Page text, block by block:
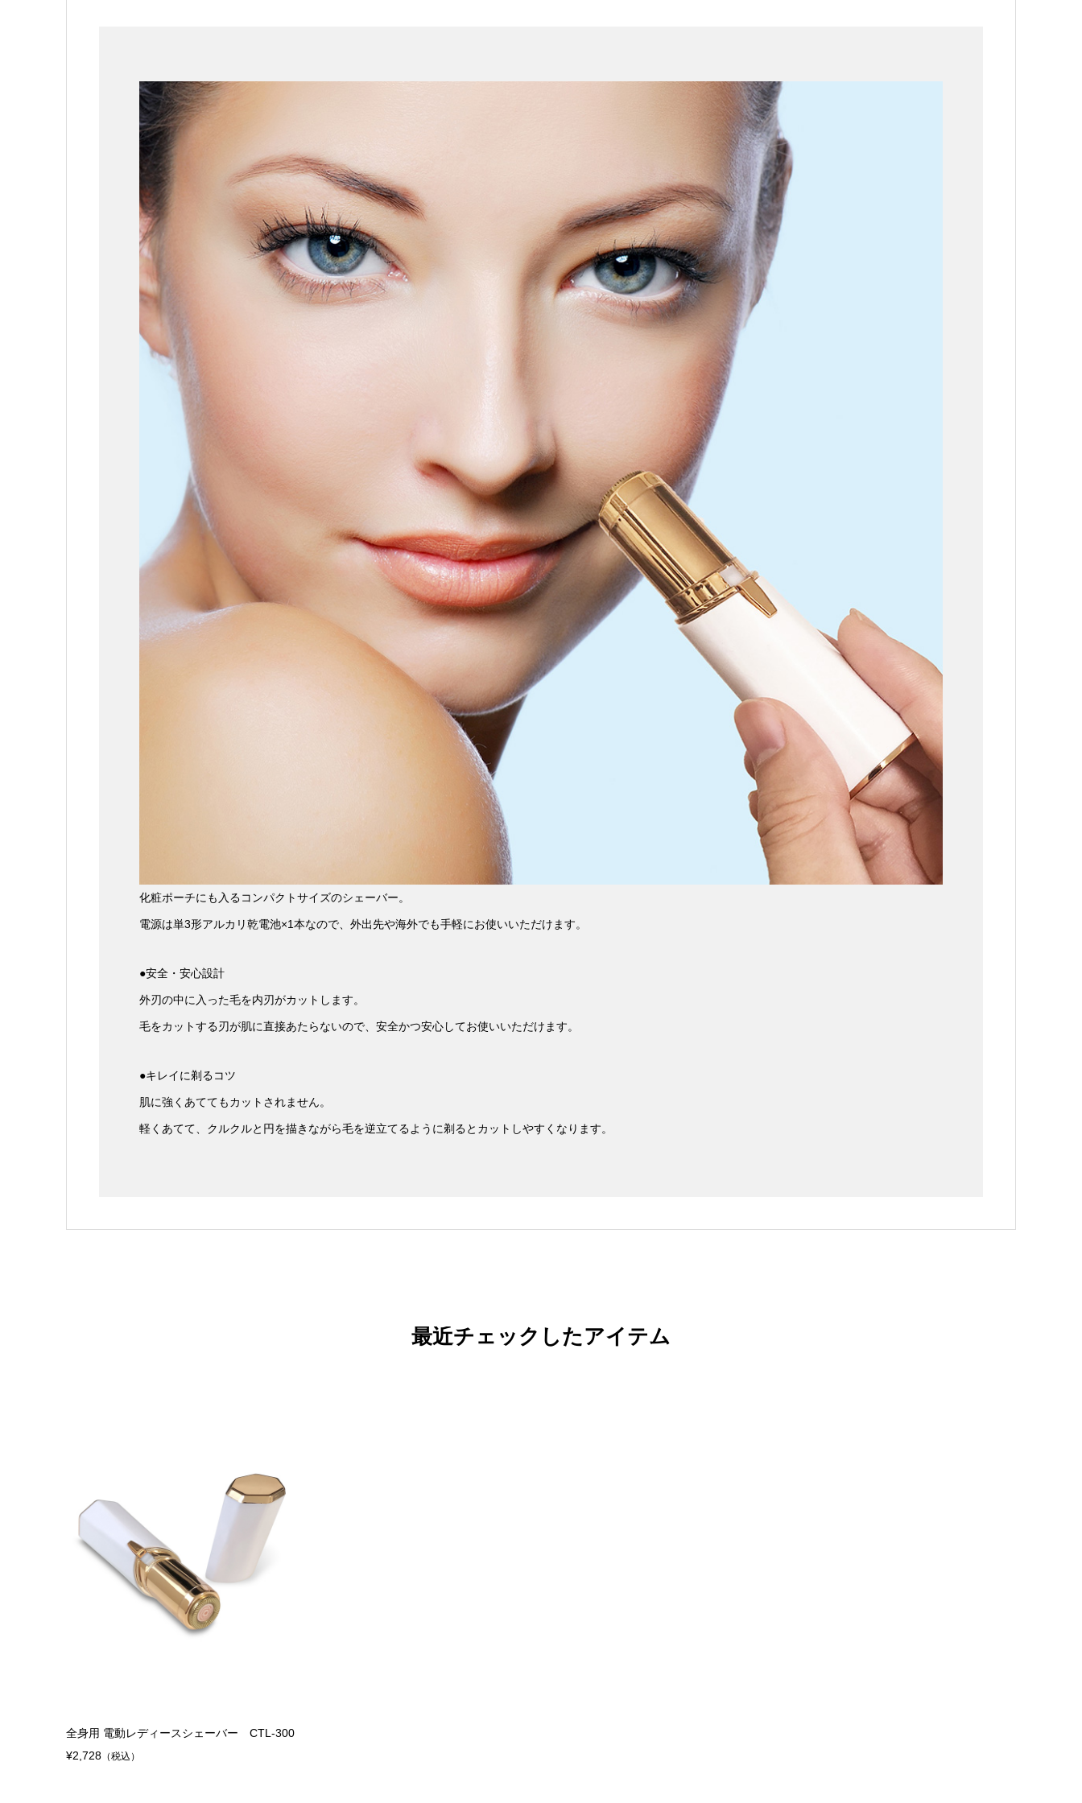
化粧ポーチにも入るコンパクトサイズのシェーバー。
電源は単3形アルカリ乾電池×1本なので、外出先や海外でも手軽にお使いいただけます。
●安全・安心設計
外刃の中に入った毛を内刃がカットします。
毛をカットする刃が肌に直接あたらないので、安全かつ安心してお使いいただけます。
●キレイに剃るコツ
肌に強くあててもカットされません。
軽くあてて、クルクルと円を描きながら毛を逆立てるように剃るとカットしやすくなります。
最近チェックしたアイテム
全身用 電動レディースシェーバー CTL-300
¥2,728 （税込）